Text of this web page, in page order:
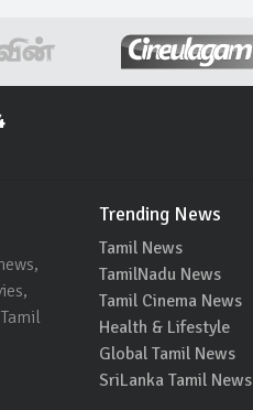
Trending News
Tamil News
TamilNadu News
Tamil Cinema News
Health & Lifestyle
Global Tamil News
SriLanka Tamil News